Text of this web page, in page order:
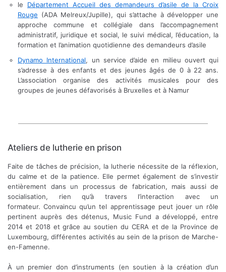
le Département Accueil des demandeurs d’asile de la Croix
Rouge (ADA Melreux/Jupille), qui s’attache à développer une
approche commune et collégiale dans l’accompagnement
administratif, juridique et social, le suivi médical, l’éducation, la
formation et l’animation quotidienne des demandeurs d’asile
Dynamo International, un service d’aide en milieu ouvert qui
s’adresse à des enfants et des jeunes âgés de 0 à 22 ans.
L’association organise des activités musicales pour des
groupes de jeunes défavorisés à Bruxelles et à Namur
Ateliers de lutherie en prison
Faite de tâches de précision, la lutherie nécessite de la réflexion,
du calme et de la patience. Elle permet également de s’investir
entièrement dans un processus de fabrication, mais aussi de
socialisation, rien qu’à travers l’interaction avec un
formateur. Convaincu qu’un tel apprentissage peut jouer un rôle
pertinent auprès des détenus, Music Fund a développé, entre
2014 et 2018 et grâce au soutien du CERA et de la Province de
Luxembourg, différentes activités au sein de la prison de Marche-
en-Famenne.
À un premier don d’instruments (en soutien à la création d’un